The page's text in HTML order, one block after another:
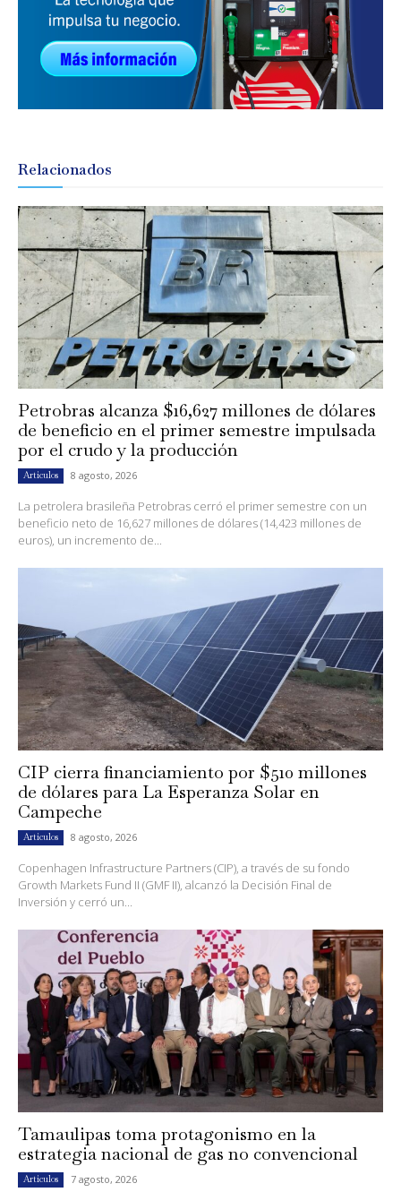
Relacionados
Petrobras alcanza $16,627 millones de dólares
de beneficio en el primer semestre impulsada
por el crudo y la producción
Artículos 8 agosto, 2026
La petrolera brasileña Petrobras cerró el primer semestre con un
beneficio neto de 16,627 millones de dólares (14,423 millones de
euros), un incremento de...
CIP cierra financiamiento por $510 millones
de dólares para La Esperanza Solar en
Campeche
Artículos 8 agosto, 2026
Copenhagen Infrastructure Partners (CIP), a través de su fondo
Growth Markets Fund II (GMF II), alcanzó la Decisión Final de
Inversión y cerró un...
Tamaulipas toma protagonismo en la
estrategia nacional de gas no convencional
Artículos 7 agosto, 2026